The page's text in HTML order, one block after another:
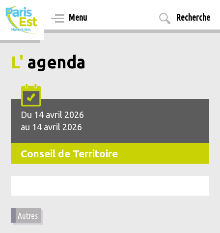
Aller
au
contenu
principal
Menu Recherche
L' agenda
Du 14 avril 2026
au 14 avril 2026
Conseil de Territoire
Autres